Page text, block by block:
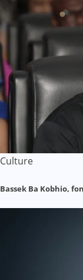
Culture
Bassek Ba Kobhio,